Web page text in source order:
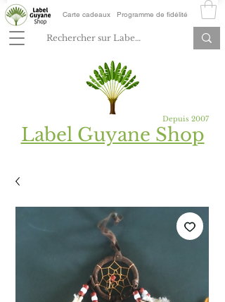
Carte cadeaux Programme de fidélité
Depuis 2007
Label Guyane Shop